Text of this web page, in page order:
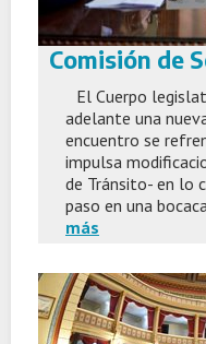
Comisión de
El Cuerpo
adelante una
encuentro se
impulsa
de Tránsito- en lo
paso en una
más